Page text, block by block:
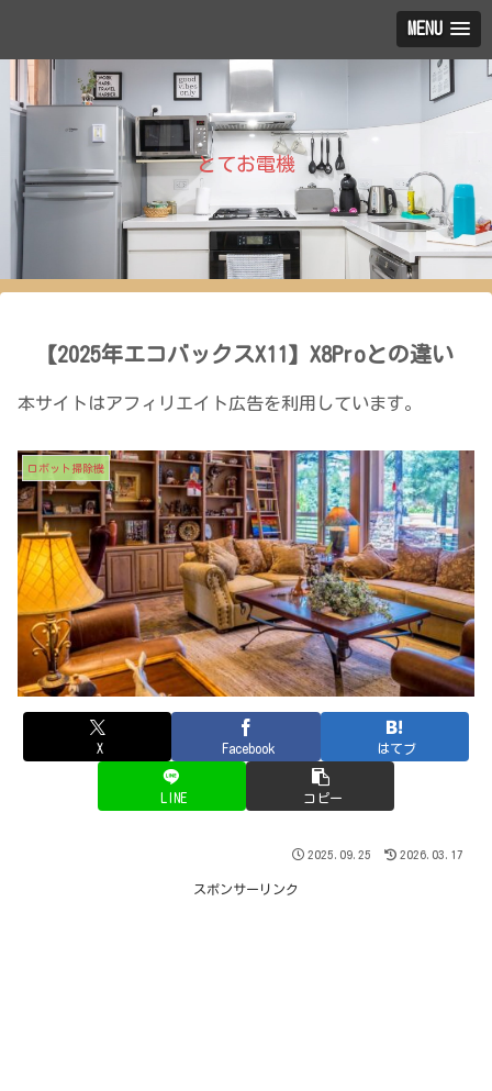
MENU
とてお電機
【2025年エコバックスX11】X8Proとの違い
本サイトはアフィリエイト広告を利用しています。
ロボット掃除機
X Facebook はてブ
LINE コピー
2025.09.25 2026.03.17
スポンサーリンク